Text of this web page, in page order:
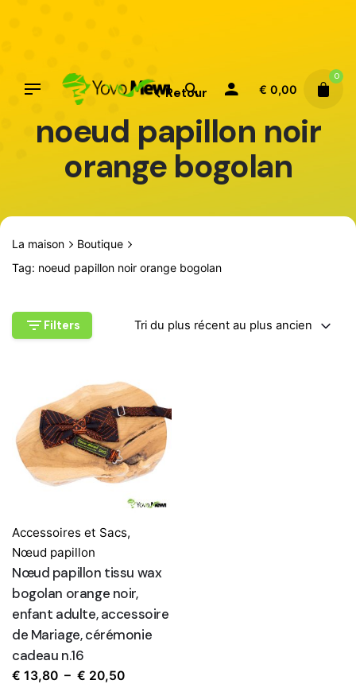
€ 0,00
0
Retour
noeud papillon noir
orange bogolan
La maison
Boutique
Tag: noeud papillon noir orange bogolan
Filters Tri du plus récent au plus ancien
Accessoires et Sacs,
Nœud papillon
Nœud papillon tissu wax
bogolan orange noir,
enfant adulte, accessoire
de Mariage, cérémonie
cadeau n.16
€ 13,80 – € 20,50Plage